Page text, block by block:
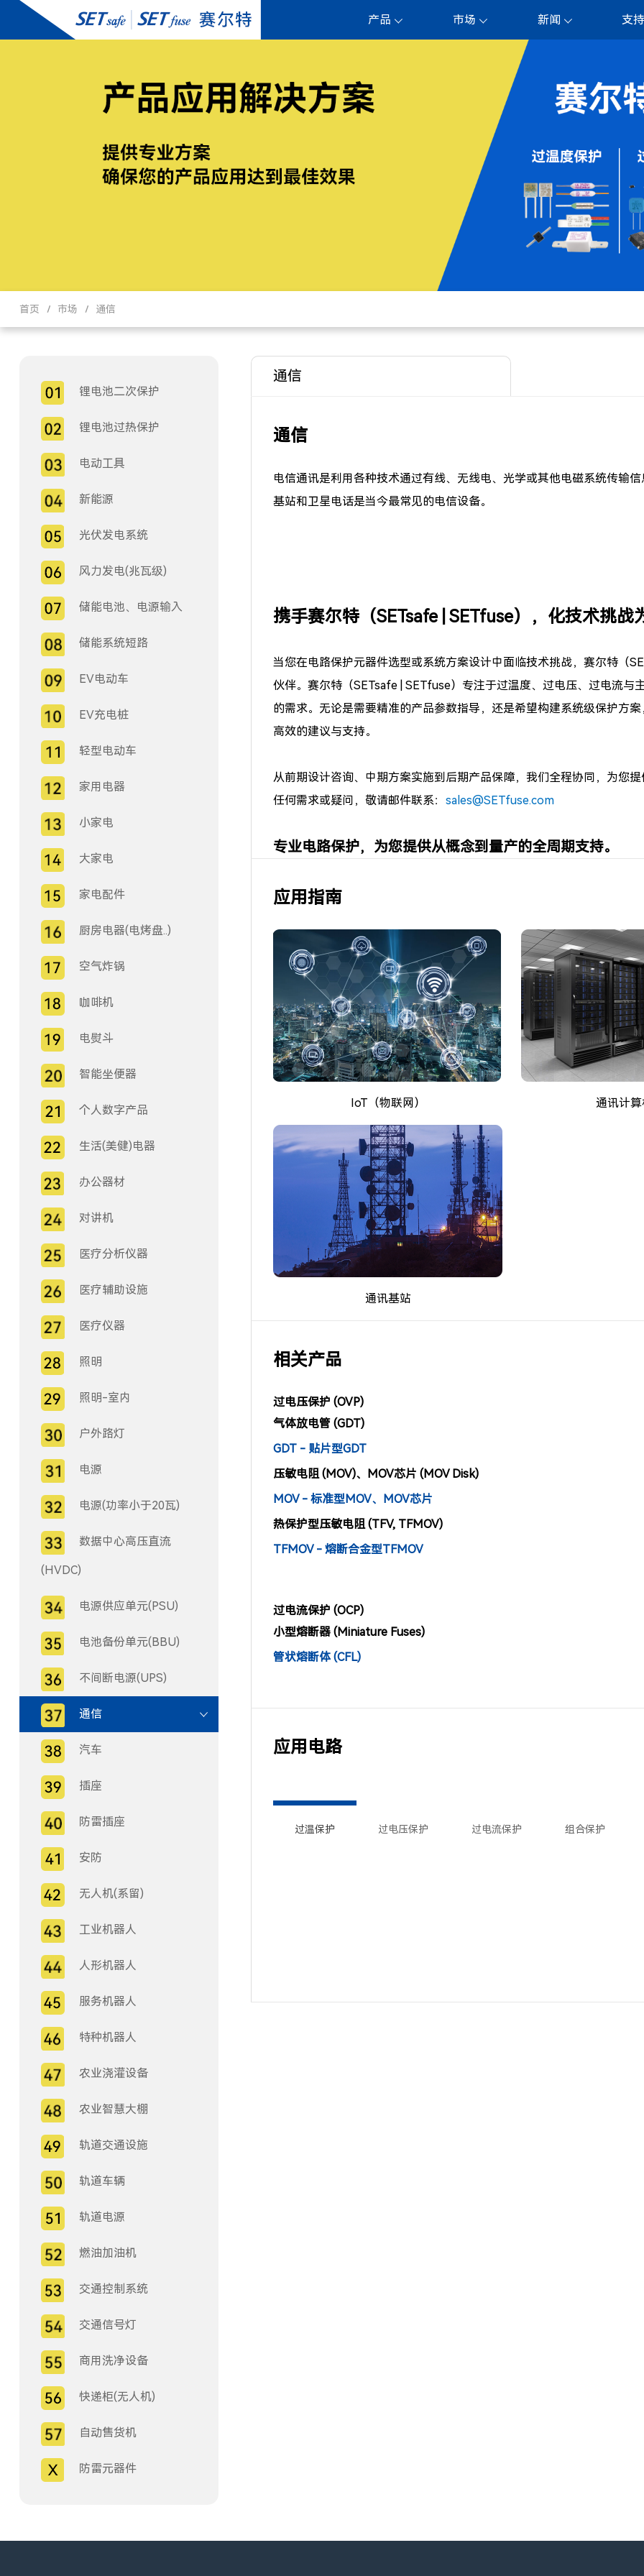
产品 市场 新闻 支
首页 市场 通信
锂电池二次保护
锂电池过热保护
电动工具
新能源
光伏发电系统
风力发电(兆瓦级)
储能电池、电源输入
储能系统短路
EV电动车
EV充电桩
轻型电动车
家用电器
小家电
大家电
家电配件
厨房电器(电烤盘..)
空气炸锅
咖啡机
电熨斗
智能坐便器
个人数字产品
生活(美健)电器
办公器材
对讲机
医疗分析仪器
医疗辅助设施
医疗仪器
照明
照明-室内
户外路灯
电源
电源(功率小于20瓦)
数据中心高压直流
(HVDC)
电源供应单元(PSU)
电池备份单元(BBU)
不间断电源(UPS)
通信
汽车
插座
防雷插座
安防
无人机(系留)
工业机器人
人形机器人
服务机器人
特种机器人
农业浇灌设备
农业智慧大棚
轨道交通设施
轨道车辆
轨道电源
燃油加油机
交通控制系统
交通信号灯
商用洗净设备
快递柜(无人机)
自动售货机
防雷元器件
通信
通信
电信通讯是利用各种技术通过有线、无线电、光学或其他电磁系统传输
基站和卫星电话是当今最常见的电信设备。
携手赛尔特（SETsafe | SETfuse），化技术挑战
当您在电路保护元器件选型或系统方案设计中面临技术挑战，赛尔特（
伙伴。赛尔特（SETsafe | SETfuse）专注于过温度、过电压、过电流与
的需求。无论是需要精准的产品参数指导，还是希望构建系统级保护方
高效的建议与支持。
从前期设计咨询、中期方案实施到后期产品保障，我们全程协同，为您
任何需求或疑问，敬请邮件联系：sales@SETfuse.com
专业电路保护，为您提供从概念到量产的全周期支持。
应用指南
IoT（物联网） 通讯计
通讯基站
相关产品
过电压保护 (OVP)
气体放电管 (GDT)
GDT - 贴片型GDT
压敏电阻 (MOV)、MOV芯片 (MOV Disk)
MOV - 标准型MOV、MOV芯片
热保护型压敏电阻 (TFV, TFMOV)
TFMOV - 熔断合金型TFMOV
过电流保护 (OCP)
小型熔断器 (Miniature Fuses)
管状熔断体 (CFL)
应用电路
过温保护 过电压保护 过电流保护 组合保护